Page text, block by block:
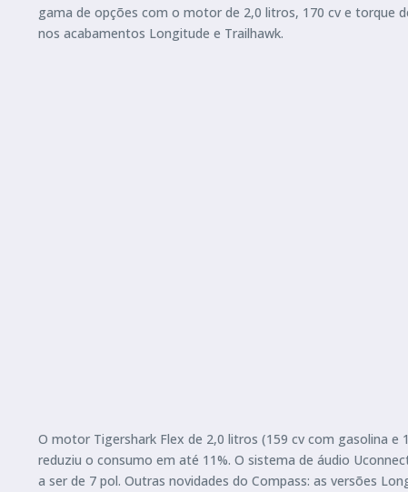
gama de opções com o motor de 2,0 litros, 170 cv e torque
nos acabamentos Longitude e Trailhawk.
O motor Tigershark Flex de 2,0 litros (159 cv com gasolina e
reduziu o consumo em até 11%. O sistema de áudio
a ser de 7 pol. Outras novidades do Compass: as versões